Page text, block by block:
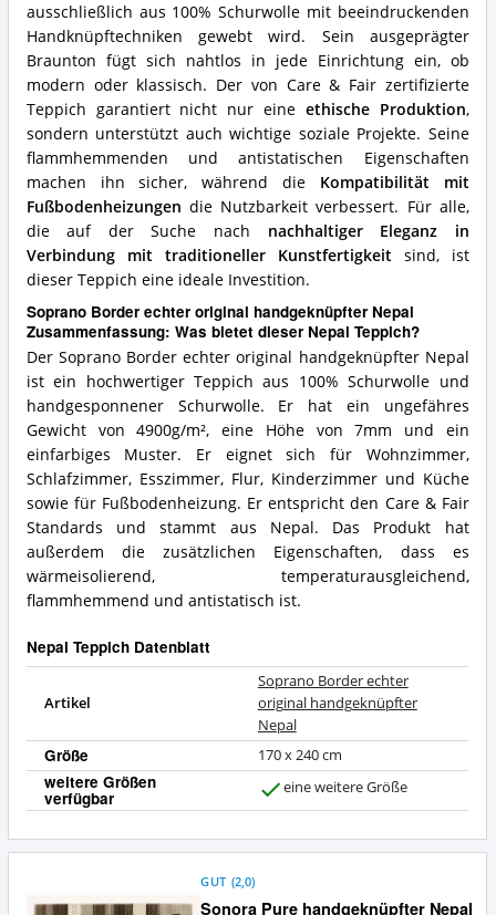
ausschließlich aus 100% Schurwolle mit beeindruckenden
Handknüpftechniken gewebt wird. Sein ausgeprägter
Braunton fügt sich nahtlos in jede Einrichtung ein, ob
modern oder klassisch. Der von Care & Fair zertifizierte
Teppich garantiert nicht nur eine ethische Produktion,
sondern unterstützt auch wichtige soziale Projekte. Seine
flammhemmenden und antistatischen Eigenschaften
machen ihn sicher, während die Kompatibilität mit
Fußbodenheizungen die Nutzbarkeit verbessert. Für alle,
die auf der Suche nach nachhaltiger Eleganz in
Verbindung mit traditioneller Kunstfertigkeitsind, ist
dieser Teppich eine ideale Investition.
Soprano Border echter original handgeknüpfter Nepal
Zusammenfassung: Was bietet dieser Nepal Teppich?
Der Soprano Border echter original handgeknüpfter Nepal
ist ein hochwertiger Teppich aus 100% Schurwolle und
handgesponnener Schurwolle. Er hat ein ungefähres
Gewicht von 4900g/m², eine Höhe von 7mm und ein
einfarbiges Muster. Er eignet sich für Wohnzimmer,
Schlafzimmer, Esszimmer, Flur, Kinderzimmer und Küche
sowie für Fußbodenheizung. Er entspricht den Care & Fair
Standards und stammt aus Nepal. Das Produkt hat
außerdem die zusätzlichen Eigenschaften, dass es
wärmeisolierend, temperaturausgleichend,
flammhemmend und antistatisch ist.
Nepal Teppich Datenblatt
Artikel
Soprano Border echter
original handgeknüpfter
Nepal
Größe 170 x 240 cm
weitere Größen
verfügbar eine weitere Größe
Sonora Pure handgeknüpfter Nepal
GUT (2,0)